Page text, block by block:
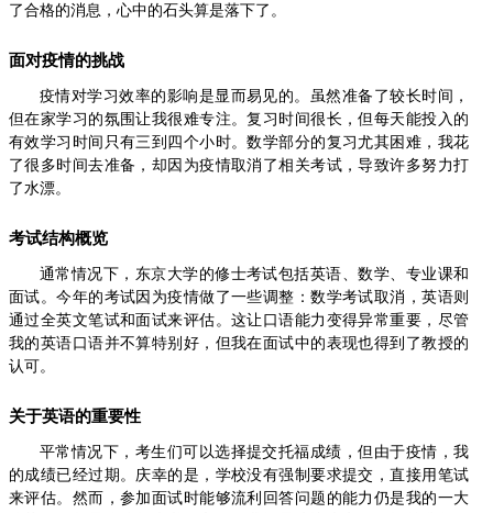
了合格的消息，心中的石头算是落下了。
面对疫情的挑战
疫情对学习效率的影响是显而易见的。虽然准备了较长时间，
但在家学习的氛围让我很难专注。复习时间很长，但每天能投入的
有效学习时间只有三到四个小时。数学部分的复习尤其困难，我花
了很多时间去准备，却因为疫情取消了相关考试，导致许多努力打
了水漂。
考试结构概览
通常情况下，东京大学的修士考试包括英语、数学、专业课和
面试。今年的考试因为疫情做了一些调整：数学考试取消，英语则
通过全英文笔试和面试来评估。这让口语能力变得异常重要，尽管
我的英语口语并不算特别好，但我在面试中的表现也得到了教授的
认可。
关于英语的重要性
平常情况下，考生们可以选择提交托福成绩，但由于疫情，我
的成绩已经过期。庆幸的是，学校没有强制要求提交，直接用笔试
来评估。然而，参加面试时能够流利回答问题的能力仍是我的一大